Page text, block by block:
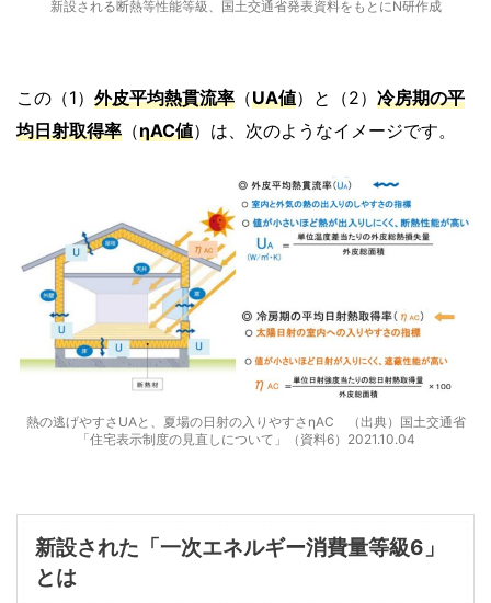
新設される断熱等性能等級、国土交通省発表資料をもとにN研作成
この（1） 外皮平均熱貫流率 （UA値）と（2） 冷房期の平
均日射取得率 （ηAC値）は、次のようなイメージです。
熱の逃げやすさUAと、夏場の日射の入りやすさηAC （出典）国土交通省
「住宅表示制度の見直しについて」（資料6）2021.10.04
新設された「一次エネルギー消費量等級6」
とは